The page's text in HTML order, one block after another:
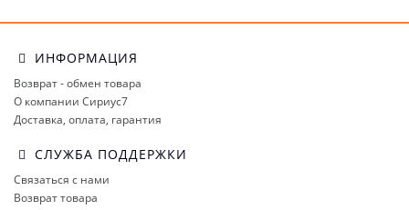
ИНФОРМАЦИЯ
Возврат - обмен товара
О компании Сириус7
Доставка, оплата, гарантия
СЛУЖБА ПОДДЕРЖКИ
Связаться с нами
Возврат товара